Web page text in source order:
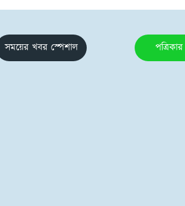
সময়ের খবর স্পেশাল